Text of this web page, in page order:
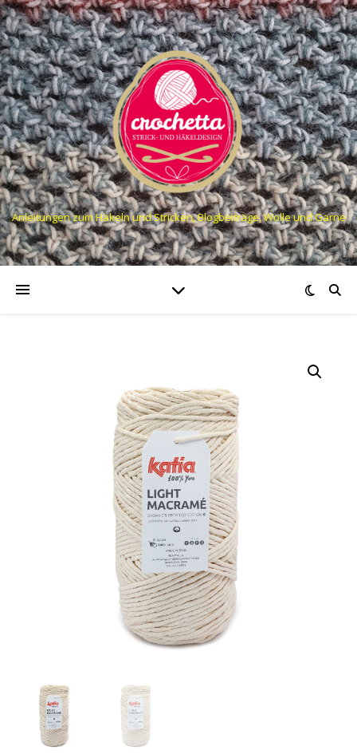
Anleitungen zum Häkeln und Stricken, Blogbeiträge, Wolle und Garne